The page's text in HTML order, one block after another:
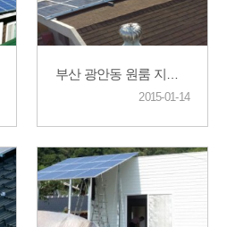
부산 광안동 원룸 지붕 주택용 3kw
2015-01-14